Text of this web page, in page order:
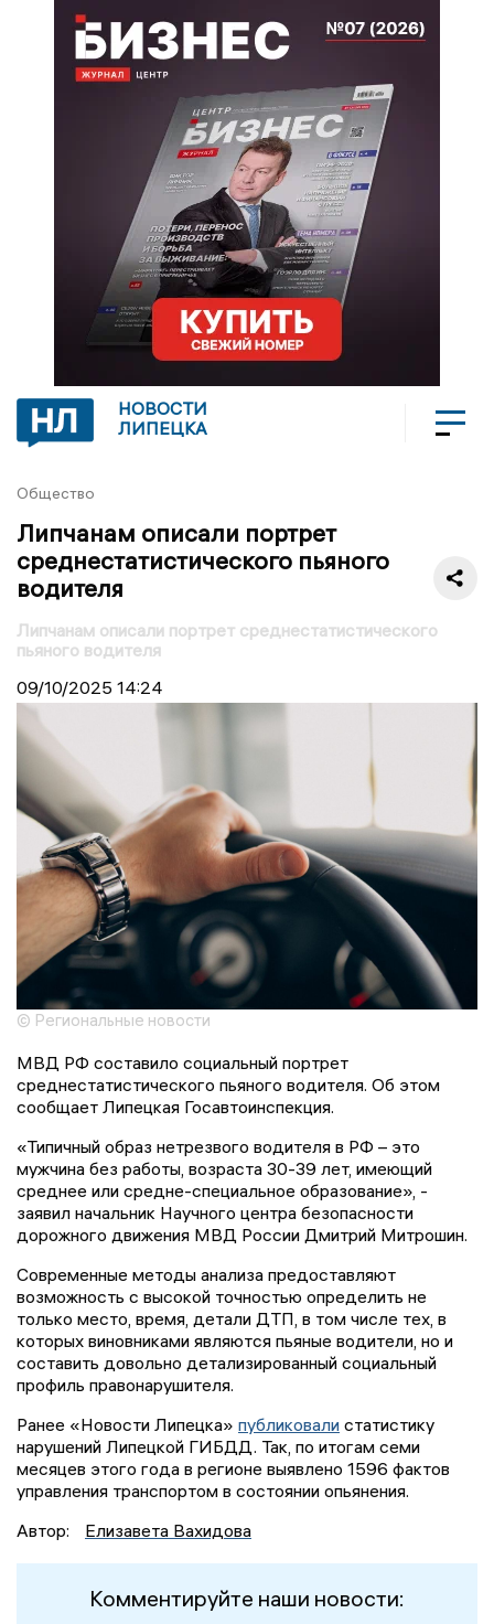
НОВОСТИ
ЛИПЕЦКА
Общество
Липчанам описали портрет
среднестатистического пьяного
водителя
Липчанам описали портрет среднестатистического
пьяного водителя
09/10/2025 14:24
© Региональные новости
МВД РФ составило социальный портрет
среднестатистического пьяного водителя. Об этом
сообщает Липецкая Госавтоинспекция.
«Типичный образ нетрезвого водителя в РФ – это
мужчина без работы, возраста 30-39 лет, имеющий
среднее или средне-специальное образование», -
заявил начальник Научного центра безопасности
дорожного движения МВД России Дмитрий Митрошин.
Современные методы анализа предоставляют
возможность с высокой точностью определить не
только место, время, детали ДТП, в том числе тех, в
которых виновниками являются пьяные водители, но и
составить довольно детализированный социальный
профиль правонарушителя.
Ранее «Новости Липецка» публиковали статистику
нарушений Липецкой ГИБДД. Так, по итогам семи
месяцев этого года в регионе выявлено 1596 фактов
управления транспортом в состоянии опьянения.
Автор:
Елизавета Вахидова
Комментируйте наши новости: